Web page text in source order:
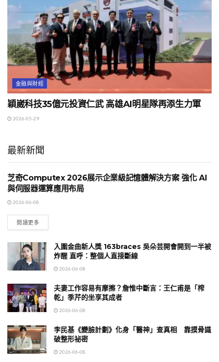
金融與財經
穎崴科技35億元投資仁武 高雄AI明星隊再添生力軍
2026-05-29
最新新聞
國際時事
芝奇Computex 2026展示企業級記憶體解決方案 強化 AI
與伺服器運算應用布局
2026-06-08
閱讀更多
入圍金曲新人獎 163braces 吳朵芸開會開到一半被
炸醒 直呼：整個人直接斷線
2026-06-08
夫妻工作容易有摩擦？詹惟中斷言：王仁甫是「榨
乾」季芹的坐享其成者
2026-06-08
李民基《變臉計劃》化身「醫神」查真相 靠摸骨識
破整形祕密
2026-06-08